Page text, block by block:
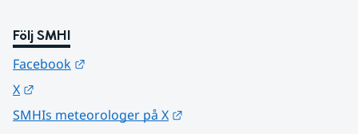
Följ SMHI
Facebook
X
SMHIs meteorologer på X